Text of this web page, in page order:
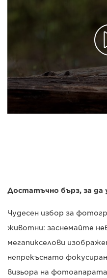
Достатъчно бърз, за да
Чудесен избор за
животни: заснемайте
мегапикселови
непрекъснато
визьора на